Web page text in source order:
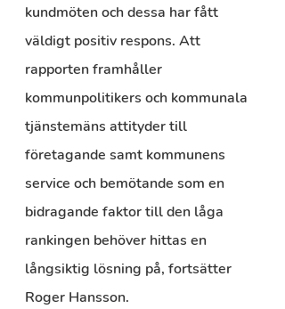
kundmöten och dessa har fått
väldigt positiv respons. Att
rapporten framhåller
kommunpolitikers och kommunala
tjänstemäns attityder till
företagande samt kommunens
service och bemötande som en
bidragande faktor till den låga
rankingen behöver hittas en
långsiktig lösning på, fortsätter
Roger Hansson.